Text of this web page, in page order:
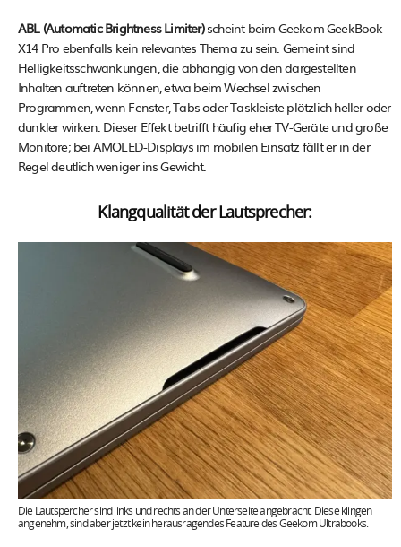
ABL (Automatic Brightness Limiter)scheint beim Geekom GeekBook
X14 Pro ebenfalls kein relevantes Thema zu sein. Gemeint sind
Helligkeitsschwankungen, die abhängig von den dargestellten
Inhalten auftreten können, etwa beim Wechsel zwischen
Programmen, wenn Fenster, Tabs oder Taskleiste plötzlich heller oder
dunkler wirken. Dieser Effekt betrifft häufig eher TV-Geräte und große
Monitore; bei AMOLED-Displays im mobilen Einsatz fällt er in der
Regel deutlich weniger ins Gewicht.
Klangqualität der Lautsprecher:
Die Lautspercher sind links und rechts an der Unterseite angebracht. Diese klingen
angenehm, sind aber jetzt kein herausragendes Feature des Geekom Ultrabooks.